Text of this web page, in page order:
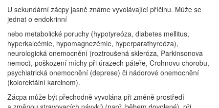
U sekundární zácpy jasně známe vyvolávající příčinu. Může se
jednat o endokrinní
nebo metabolické poruchy (hypotyreóza, diabetes mellitus,
hyperkalcémie, hypomagnezémie, hyperparathyreóza),
neurologická onemocnění (roztroušená skleróza, Parkinsonova
nemoc), poškození míchy při úrazech páteře, Crohnovu chorobu,
psychiatrická onemocnění (deprese) či nádorové onemocnění
(kolorektální karcinom).
Zácpa může být přechodně vyvolána při změně prostředí